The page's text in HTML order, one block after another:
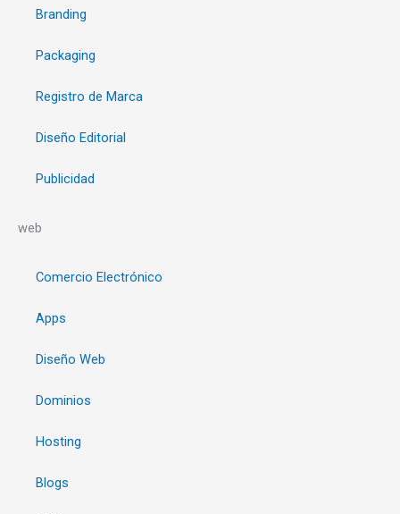
Branding
Packaging
Registro de Marca
Diseño Editorial
Publicidad
web
Comercio Electrónico
Apps
Diseño Web
Dominios
Hosting
Blogs